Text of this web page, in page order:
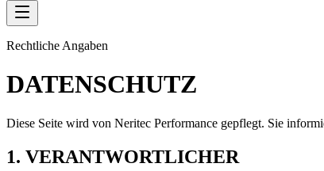
Rechtliche Angaben
DATENSCHUTZ
Diese Seite wird von Neritec Performance gepflegt. Sie
1. VERANTWORTLICHER